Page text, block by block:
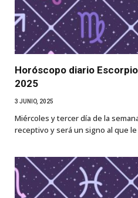
Horóscopo diario
2025
3 JUNIO, 2025
Miércoles y tercer día de la
receptivo y será un signo al que